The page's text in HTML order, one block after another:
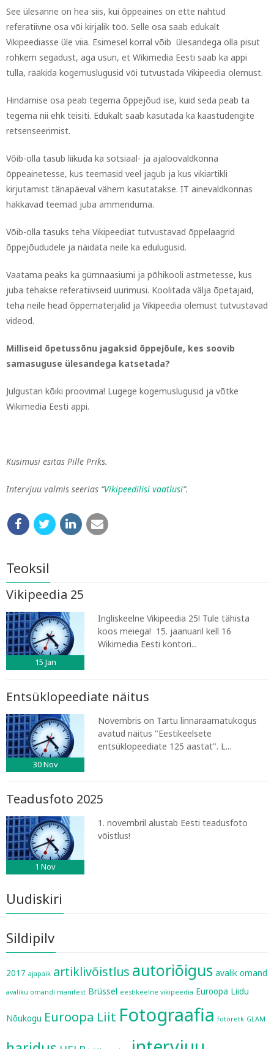
See ülesanne on hea siis, kui õppeaines on ette nähtud
referatiivne osa või kirjalik töö. Selle osa saab edukalt
Vikipeediasse üle viia. Esimesel korral võib ülesandega olla pisut
rohkem segadust, aga usun, et Wikimedia Eesti saab ka appi
tulla, rääkida kogemuslugusid või tutvustada Vikipeedia olemust.
Hindamise osa peab tegema õppejõud ise, kuid seda peab ta
tegema nii ehk teisiti. Edukalt saab kasutada ka kaastudengite
retsenseerimist.
Võib-olla tasub liikuda ka sotsiaal- ja ajaloovaldkonna
õppeainetesse, kus teemasid veel jagub ja kus vikiartikli
kirjutamist tänapäeval vähem kasutatakse. IT ainevaldkonnas
hakkavad teemad juba ammenduma.
Võib-olla tasuks teha Vikipeediat tutvustavad õppelaagrid
õppejõududele ja näidata neile ka edulugusid.
Vaatama peaks ka gümnaasiumi ja põhikooli astmetesse, kus
juba tehakse referatiivseid uurimusi. Koolitada välja õpetajaid,
teha neile head õppematerjalid ja Vikipeedia olemust tutvustavad
videod.
Milliseid õpetussõnu jagaksid õppejõule, kes soovib
samasuguse ülesandega katsetada?
Julgustan kõiki proovima! Lugege kogemuslugusid ja võtke
Wikimedia Eesti appi.
Küsimusi esitas Pille Priks.
Intervjuu valmis seerias “Vikipeedilisi vaatlusi“.
Teoksil
Vikipeedia 25
15 Jan
Ingliskeelne Vikipeedia 25! Tule tähista
koos meiega! 15. jaanuaril kell 16
Wikimedia Eesti kontori...
Entsüklopeediate näitus
30Nov
Novembris on Tartu linnaraamatukogus
avatud näitus "Eestikeelsete
entsüklopeediate 125 aastat". L...
Teadusfoto 2025
1 Nov
1. novembril alustab Eesti teadusfoto
võistlus!
Uudiskiri
Sildipilv
2017 ajapaik artiklivõistlus autoriõigus avalik omand
avaliku omandi manifest Brüssel eestikeelne vikipeedia Euroopa Liidu
Nõukogu Euroopa Liit Fotograafia fotoretk GLAM